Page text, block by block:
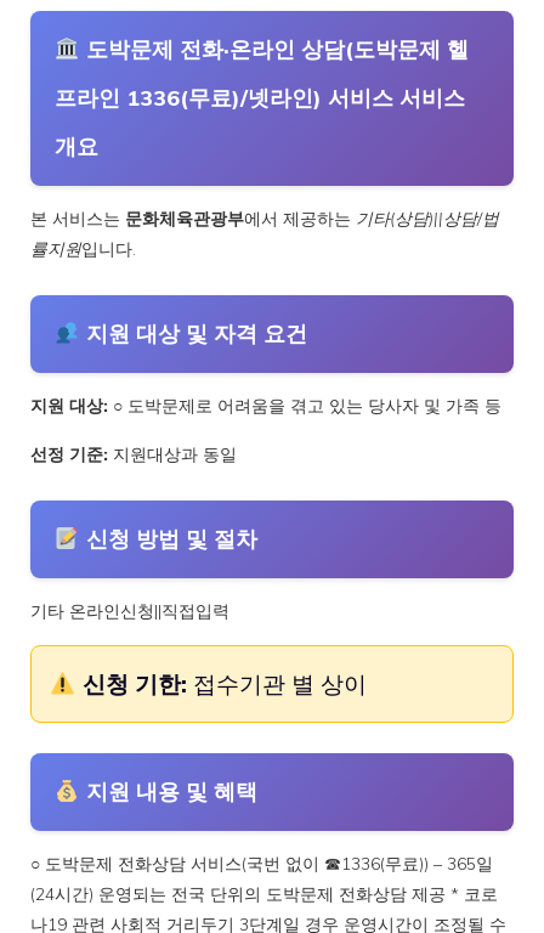
도박문제 전화·온라인 상담(도박문제 헬
프라인 1336(무료)/넷라인) 서비스 서비스
개요
본 서비스는 문화체육관광부에서 제공하는 기타(상담)||상담/법
률지원입니다.
지원 대상 및 자격 요건
지원 대상: ○ 도박문제로 어려움을 겪고 있는 당사자 및 가족 등
선정 기준: 지원대상과 동일
신청 방법 및 절차
기타 온라인신청||직접입력
신청 기한: 접수기관 별 상이
지원 내용 및 혜택
○ 도박문제 전화상담 서비스(국번 없이 ☎1336(무료)) – 365일
(24시간) 운영되는 전국 단위의 도박문제 전화상담 제공 * 코로
나19 관련 사회적 거리두기 3단계일 경우 운영시간이 조정될 수